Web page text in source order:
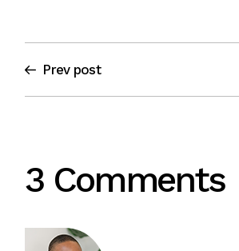
Prev post
3 Comments